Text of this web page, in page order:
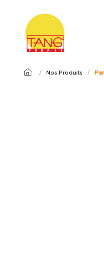
/ Nos Produits /